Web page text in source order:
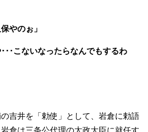
やのぉ」
･･･こないなったらなんでもするわ
吉井を「勅使」として、岩倉に勅語